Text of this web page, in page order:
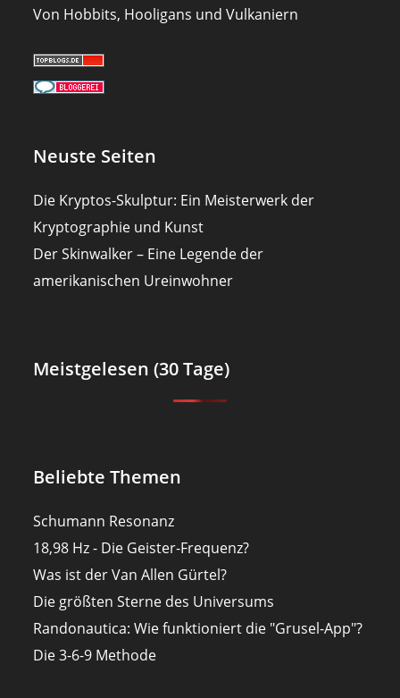
Von Hobbits, Hooligans und Vulkaniern
Neuste Seiten
Die Kryptos-Skulptur: Ein Meisterwerk der
Kryptographie und Kunst
Der Skinwalker – Eine Legende der
amerikanischen Ureinwohner
Meistgelesen (30 Tage)
Beliebte Themen
Schumann Resonanz
18,98 Hz - Die Geister-Frequenz?
Was ist der Van Allen Gürtel?
Die größten Sterne des Universums
Randonautica: Wie funktioniert die "Grusel-App"?
Die 3-6-9 Methode